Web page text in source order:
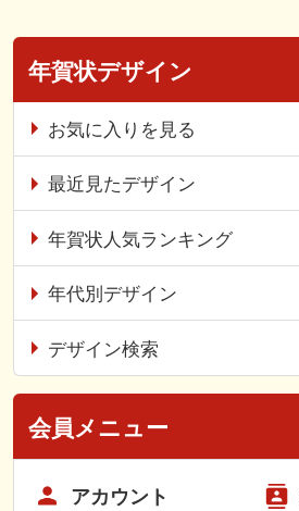
年賀状デザイン
お気に入りを見る
最近見たデザイン
年賀状人気ランキング
年代別デザイン
デザイン検索
会員メニュー
アカウント